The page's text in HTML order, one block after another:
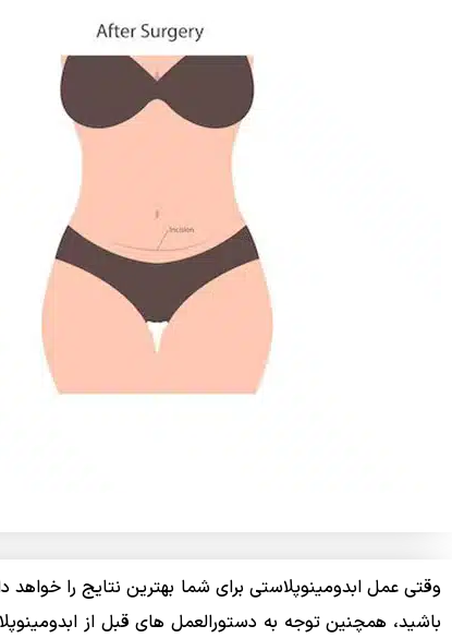
وقتی عمل ابدومینوپلاستی برای شما بهترین نتایج را
باشید، همچنین توجه به دستورالعمل های قبل از